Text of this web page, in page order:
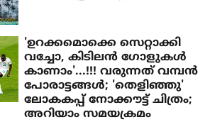
'ഉറക്കമൊക്കെ സെറ്റാക്കി
വച്ചോ, കിടിലൻ ​ഗോളുകൾ
കാണാം'...!!! വരുന്നത് വമ്പൻ
പോരാട്ടങ്ങൾ; 'തെളിഞ്ഞു'
ലോകകപ്പ് നോക്കൗട്ട് ചിത്രം;
അറിയാം സമയക്രമം